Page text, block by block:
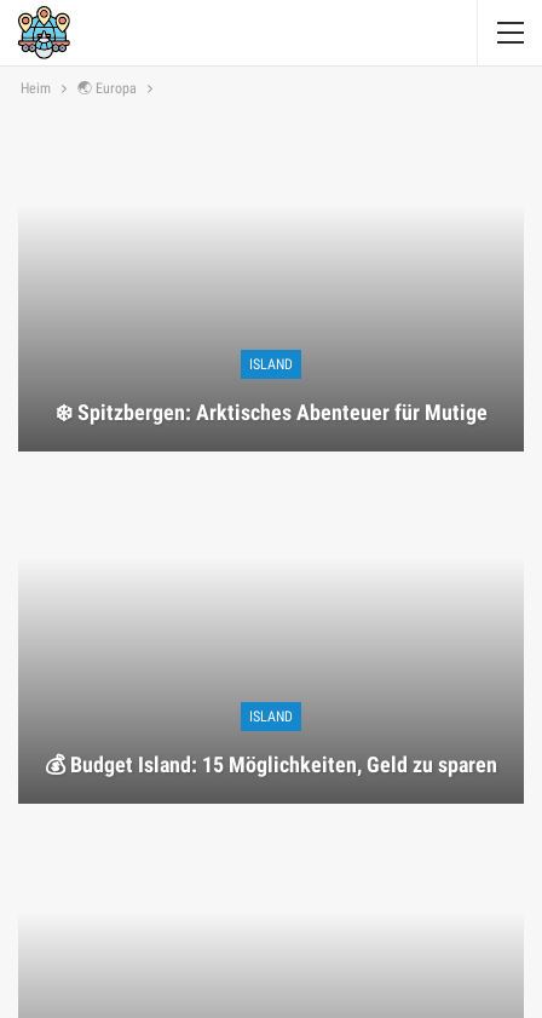
Heim 🌏 Europa
ISLAND
❄️ Spitzbergen: Arktisches Abenteuer für Mutige
ISLAND
💰 Budget Island: 15 Möglichkeiten, Geld zu sparen